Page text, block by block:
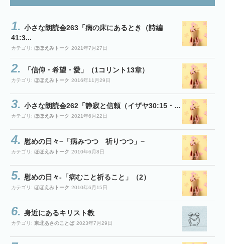
小さな朗読会263「病の床にあるとき（詩編
41:3...
カテゴリ: ほほえみトーク 2021年7月27日
「信仰・希望・愛」（1コリント13章）
カテゴリ: ほほえみトーク 2016年11月29日
小さな朗読会262「静寂と信頼（イザヤ30:15・...
カテゴリ: ほほえみトーク 2021年6月22日
慰めの日々−「病みつつ 祈りつつ」−
カテゴリ: ほほえみトーク 2010年6月8日
慰めの日々-「病むこと祈ること」（2）
カテゴリ: ほほえみトーク 2010年6月15日
身近にあるキリスト教
カテゴリ: 東北あさのことば 2023年7月29日